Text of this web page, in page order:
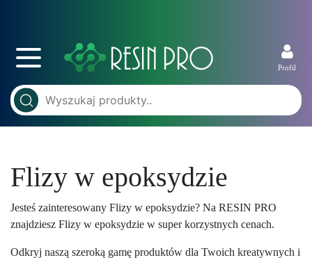
Profil
Flizy w epoksydzie
Jesteś zainteresowany Flizy w epoksydzie? Na RESIN PRO
znajdziesz Flizy w epoksydzie w super korzystnych cenach.
Odkryj naszą szeroką gamę produktów dla Twoich kreatywnych i